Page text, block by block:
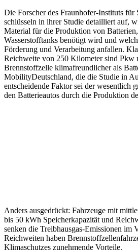
Die Forscher des Fraunhofer-Instituts für
schlüsseln in ihrer Studie detailliert auf,
Material für die Produktion von
Wasserstofftanks benötigt wird und
Förderung und Verarbeitung anfallen.
Reichweite von 250 Kilometer sind Pkw
Brennstoffzelle klimafreundlicher als
MobilityDeutschland, die die Studie in
entscheidende Faktor sei der wesentlich
den Batterieautos durch die Produktion
Anders ausgedrückt: Fahrzeuge mit
bis 50 kWh Speicherkapazität und
senken die Treibhausgas-Emissionen im
Reichweiten haben
Klimaschutzes zunehmende Vorteile.